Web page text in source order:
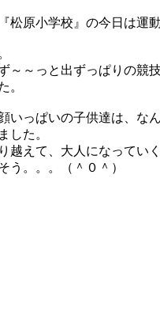
松原小学校』の今日は運動
～っと出ずっぱりの競
。
いっぱいの子供達は、な
した。
えて、大人になってい
う。。。（＾０＾）